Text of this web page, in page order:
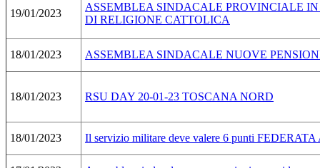
19/01/2023
ASSEMBLEA SINDACALE PROVINCIALE
DI RELIGIONE CATTOLICA
18/01/2023 ASSEMBLEA SINDACALE NUOVE
18/01/2023 RSU DAY 20-01-23 TOSCANA NORD
18/01/2023 Il servizio militare deve valere 6 punti